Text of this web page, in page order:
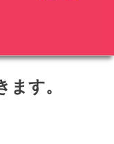
す。